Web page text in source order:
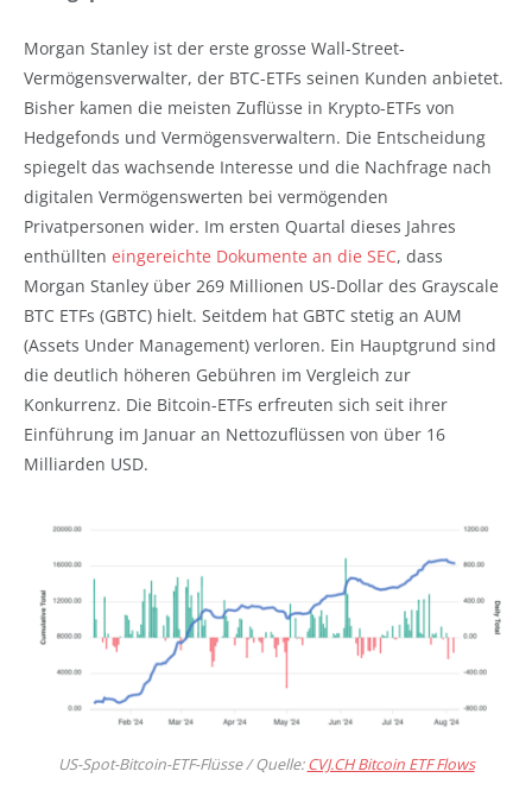
Morgan Stanley ist der erste grosse Wall-Street-
Vermögensverwalter, der BTC-ETFs seinen Kunden anbietet.
Bisher kamen die meisten Zuflüsse in Krypto-ETFs von
Hedgefonds und Vermögensverwaltern. Die Entscheidung
spiegelt das wachsende Interesse und die Nachfrage nach
digitalen Vermögenswerten bei vermögenden
Privatpersonen wider. Im ersten Quartal dieses Jahres
enthüllten eingereichte Dokumente an die SEC, dass
Morgan Stanley über 269 Millionen US-Dollar des Grayscale
BTC ETFs (GBTC) hielt. Seitdem hat GBTC stetig an AUM
(Assets Under Management) verloren. Ein Hauptgrund sind
die deutlich höheren Gebühren im Vergleich zur
Konkurrenz. Die Bitcoin-ETFs erfreuten sich seit ihrer
Einführung im Januar an Nettozuflüssen von über 16
Milliarden USD.
US-Spot-Bitcoin-ETF-Flüsse / Quelle:CVJ.CH Bitcoin ETF Flows